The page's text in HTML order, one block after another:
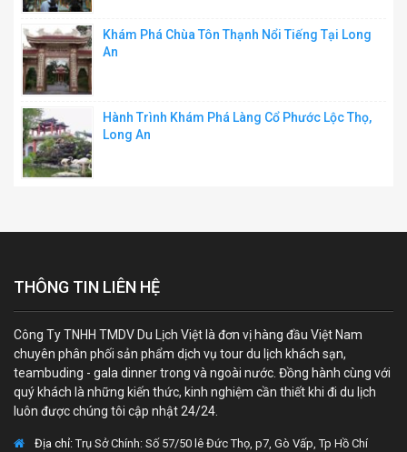
Khám Phá Chùa Tôn Thạnh Nổi Tiếng Tại Long
An
Hành Trình Khám Phá Làng Cổ Phước Lộc Thọ,
Long An
THÔNG TIN LIÊN HỆ
Công Ty TNHH TMDV Du Lịch Việt là đơn vị hàng đầu Việt Nam
chuyên phân phối sản phẩm dịch vụ tour du lịch khách sạn,
teambuding - gala dinner trong và ngoài nước. Đồng hành cùng với
quý khách là những kiến thức, kinh nghiệm cần thiết khi đi du lịch
luôn được chúng tôi cập nhật 24/24.
Địa chỉ:Trụ Sở Chính: Số 57/50 lê Đức Thọ, p7, Gò Vấp, Tp Hồ Chí